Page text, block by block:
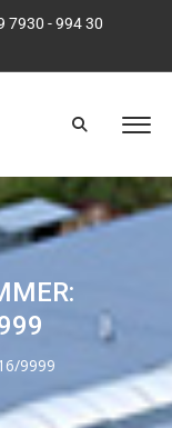
7930 - 994 30
9999